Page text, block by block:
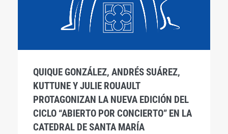
QUIQUE GONZÁLEZ, ANDRÉS SUÁREZ,
KUTTUNE Y JULIE ROUAULT
PROTAGONIZAN LA NUEVA EDICIÓN DEL
CICLO “ABIERTO POR CONCIERTO” EN LA
CATEDRAL DE SANTA MARÍA